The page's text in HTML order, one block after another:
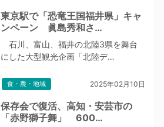
東京駅で「恐竜王国福井県」キャ
ンペーン 眞島秀和さ…
石川、富山、福井の北陸3県を舞台
にした大型観光企画「北陸デ…
食・農・地域 2025年02月10日
保存会で復活、高知・安芸市の
「赤野獅子舞」 600…